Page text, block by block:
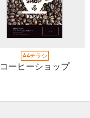
A4チラシ
コーヒーショップ